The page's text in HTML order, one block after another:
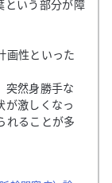
という部分が障
画性といった
突然身勝手な
が激しくなっ
れることが多